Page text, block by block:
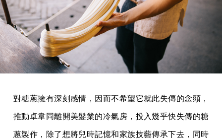
對糖蔥擁有深刻感情，因而不希望它就此失傳的念頭，
推動卓韋同離開美髮業的冷氣房，投入幾乎快失傳的糖
蔥製作，除了想將兒時記憶和家族技藝傳承下去，同時